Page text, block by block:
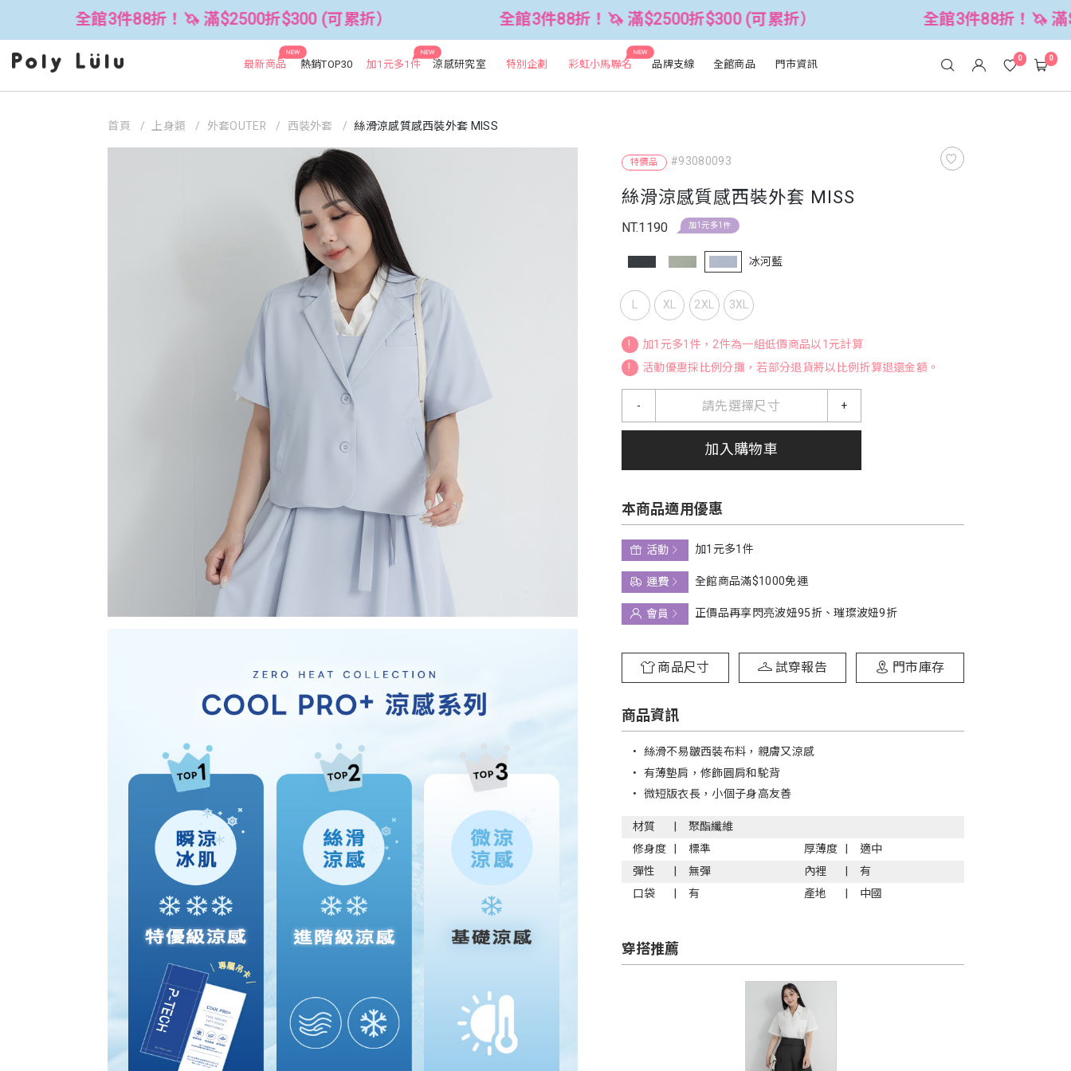
3件88折！🦄 滿$2500折$300 (可累折） 全館3件88折！🦄 滿$2500折$300 (可累折） 全館3件88折！🦄 滿$2500折
NEW
最新商品 熱銷TOP30
NEW
加1元多1件 涼感研究室 特別企劃
NEW
彩虹小馬聯名 品牌支線 全館商品 門市資訊 0 0
特價品 #93080093
絲滑涼感質感西裝外套 MISS
NT.1190 加1元多1件
冰河藍
L XL 2XL 3XL
!
加1元多1件，2件為一組低價商品以1元計算
!
活動優惠採比例分攤，若部分退貨將以比例折算退還金額。
請先選擇尺寸
- +
加入購物車
本商品適用優惠
活動
加1元多1件
運費
全館商品滿$1000免運
會員
正價品再享閃亮波妞95折、璀璨波妞9折
商品尺寸 試穿報告 門市庫存
商品資訊
• 絲滑不易皺西裝布料，親膚又涼感
• 有薄墊肩，修飾圓肩和駝背
• 微短版衣長，小個子身高友善
材質
聚酯纖維
修身度
標準 厚薄度
適中
彈性
無彈 內裡
有
口袋
有 產地 中國
穿搭推薦
首頁 上身類 外套OUTER 西裝外套 絲滑涼感質感西裝外套 MISS